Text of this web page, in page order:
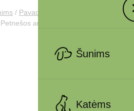
Šunims
Katėms
/ Pavadėliai, antkakliai šunims
automobiliui, S 30-60 cm-